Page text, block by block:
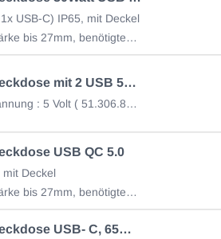
USB-C) IP65, mit Deckel
Für Wandstärke bis 27mm, benötigtesde
Einbau Steckdose mit 2 USB 5V Anschluss 12/24V Eingang
Ausgansspannung : 5 Volt ( 51.306.852)
USB QC 5.0
Deckel
Für Wandstärke bis 27mm, benötigtes Bohrloch Ø
Einbau Steckdose USB- C, 65W+ 18W USB-A, 12/24V